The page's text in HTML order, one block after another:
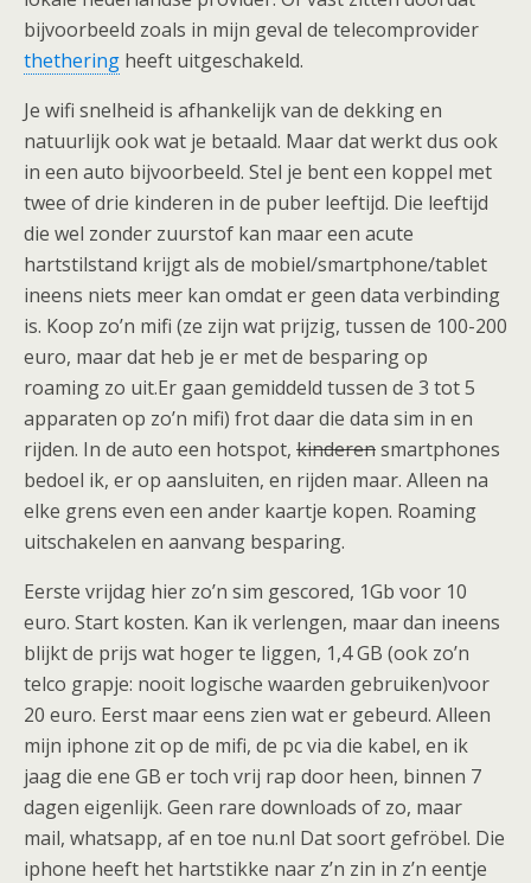
bijvoorbeeld zoals in mijn geval de telecomprovider
thethering heeft uitgeschakeld.
Je wifi snelheid is afhankelijk van de dekking en
natuurlijk ook wat je betaald. Maar dat werkt dus ook
in een auto bijvoorbeeld. Stel je bent een koppel met
twee of drie kinderen in de puber leeftijd. Die leeftijd
die wel zonder zuurstof kan maar een acute
hartstilstand krijgt als de mobiel/smartphone/tablet
ineens niets meer kan omdat er geen data verbinding
is. Koop zo’n mifi (ze zijn wat prijzig, tussen de 100-200
euro, maar dat heb je er met de besparing op
roaming zo uit.Er gaan gemiddeld tussen de 3 tot 5
apparaten op zo’n mifi) frot daar die data sim in en
rijden. In de auto een hotspot, kinderensmartphones
bedoel ik, er op aansluiten, en rijden maar. Alleen na
elke grens even een ander kaartje kopen. Roaming
uitschakelen en aanvang besparing.
Eerste vrijdag hier zo’n sim gescored, 1Gb voor 10
euro. Start kosten. Kan ik verlengen, maar dan ineens
blijkt de prijs wat hoger te liggen, 1,4 GB (ook zo’n
telco grapje: nooit logische waarden gebruiken)voor
20 euro. Eerst maar eens zien wat er gebeurd. Alleen
mijn iphone zit op de mifi, de pc via die kabel, en ik
jaag die ene GB er toch vrij rap door heen, binnen 7
dagen eigenlijk. Geen rare downloads of zo, maar
mail, whatsapp, af en toe nu.nl Dat soort gefröbel. Die
iphone heeft het hartstikke naar z’n zin in z’n eentje